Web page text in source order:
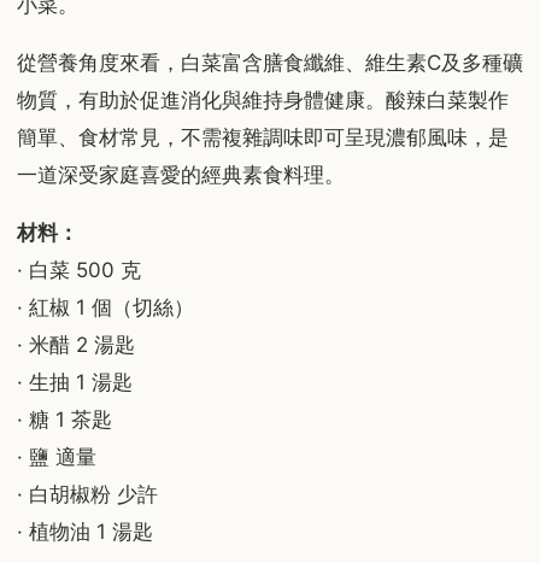
小菜。
從營養角度來看，白菜富含膳食纖維、維生素C及多種礦
物質，有助於促進消化與維持身體健康。酸辣白菜製作
簡單、食材常見，不需複雜調味即可呈現濃郁風味，是
一道深受家庭喜愛的經典素食料理。
材料：
· 白菜 500 克
· 紅椒 1 個（切絲）
· 米醋 2 湯匙
· 生抽 1 湯匙
· 糖 1 茶匙
· 鹽 適量
· 白胡椒粉 少許
· 植物油 1 湯匙